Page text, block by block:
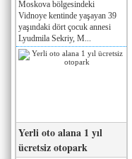
Moskova bölgesindeki
Vidnoye kentinde yaşayan 39
yaşındaki dört çocuk annesi
Lyudmila Sekriy, M...
Yerli oto alana 1 yıl
ücretsiz otopark